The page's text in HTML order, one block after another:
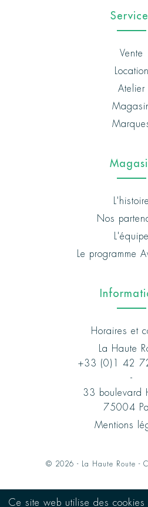
Ce site web utilise des
Vente
Location
Atelier
L'histoire
Nos
L'équipe
Le programme
Horaires et
La Haute
+33 (0)1 42
-
33 boulevard
75004
Mentions
© 2026 - La Haute Route -